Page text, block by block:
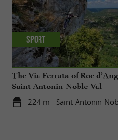
The Via Ferrata of Roc
Saint-Antonin-Noble-Val
224 m - Saint-Antonin-
Sport